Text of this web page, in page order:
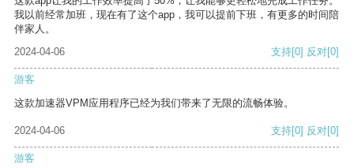
我以前经常加班，现在有了这个app，我可以提前下班，有更多的时间陪
伴家人。
2024-04-06
支持[0] 反对[0]
游客
这款加速器VPM应用程序已经为我们带来了无限的流畅体验。
2024-04-06 支持[0] 反对[0]
游客